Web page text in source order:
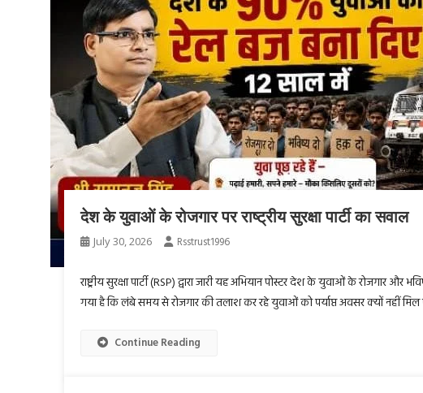
देश के युवाओं के रोजगार पर राष्ट्रीय सुरक्षा पार्टी का सवाल
July 30, 2026 Rsstrust1996
राष्ट्रीय सुरक्षा पार्टी (RSP) द्वारा जारी यह अभियान पोस्टर देश के युवाओं के रोजगार
गया है कि लंबे समय से रोजगार की तलाश कर रहे युवाओं को पर्याप्त अवसर क्यों नहीं
Continue Reading